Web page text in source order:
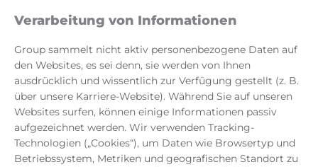
Verarbeitung von Informationen
Group sammelt nicht aktiv personenbezogene Daten auf
den Websites, es sei denn, sie werden von Ihnen
ausdrücklich und wissentlich zur Verfügung gestellt (z. B.
über unsere Karriere-Website). Während Sie auf unseren
Websites surfen, können einige Informationen passiv
aufgezeichnet werden. Wir verwenden Tracking-
Technologien („Cookies“), um Daten wie Browsertyp und
Betriebssystem, Metriken und geografischen Standort zu